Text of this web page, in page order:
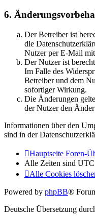
6.
Der Betreiber ist
die
Nutzer per E-Mail
Der Nutzer ist
Im Falle des
Betreiber und dem
sofortiger Wirkung.
Die Änderungen
der Nutzer den
Informationen über den
sind in der
Hauptseite Foren-
Alle Zeiten sind
Alle Cookies
Powered by phpBB®
Deutsche Übersetzung